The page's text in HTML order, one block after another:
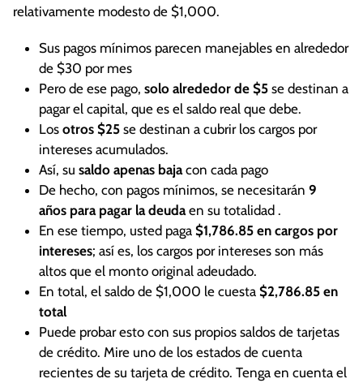
relativamente modesto de $1,000.
Sus pagos mínimos parecen manejables en alrededor
de $30 por mes
Pero de ese pago, solo alrededor de $5 se destinan a
pagar el capital, que es el saldo real que debe.
Los otros $25 se destinan a cubrir los cargos por
intereses acumulados.
Así, su saldo apenas bajacon cada pago
De hecho, con pagos mínimos, se necesitarán 9
años para pagar la deudaen su totalidad .
En ese tiempo, usted paga $1,786.85 en cargos por
intereses; así es, los cargos por intereses son más
altos que el monto original adeudado.
En total, el saldo de $1,000 le cuesta $2,786.85 en
total
Puede probar esto con sus propios saldos de tarjetas
de crédito. Mire uno de los estados de cuenta
recientes de su tarjeta de crédito. Tenga en cuenta el